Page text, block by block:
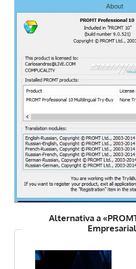
Alternativa a